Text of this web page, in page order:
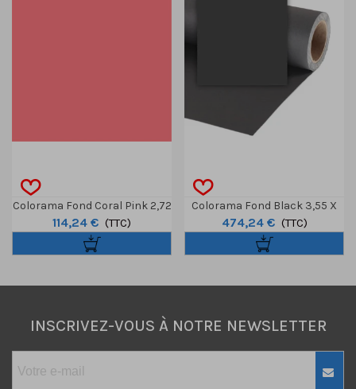
Colorama Fond Coral Pink 2,72
X 11m
114,24 € (TTC)
Colorama Fond Black 3,55 X
30m
474,24 € (TTC)
INSCRIVEZ-VOUS À NOTRE NEWSLETTER